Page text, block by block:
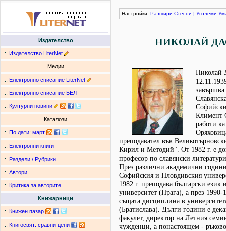
Издателство
:. Издателство LiterNet
Медии
:. Електронно списание LiterNet
:. Електронно списание БЕЛ
:. Културни новини
Каталози
:. По дати: март
:. Електронни книги
:. Раздели / Рубрики
:. Автори
:. Критика за авторите
Книжарници
:. Книжен пазар
:. Книгосвят: сравни цени
Настройки: Разшири Стесни | Уголеми
НИКОЛАЙ
Николай
Климент
работи
преподавател във
Кирил и Методий". От 1982 г. е
професор по славянски
През различни академични
Софийския и Пловдивския
1982 г. преподава български език
университет (Прага), а през
същата дисциплина в
(Братислава). Дълги години е
факулет, директор на Летния
чужденци, а понастоящем -